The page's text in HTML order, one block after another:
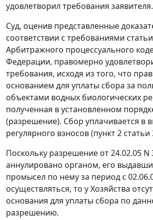
удовлетворил требования заявителя.
Суд, оценив представленные
соответствии с требованиями
Арбитражного процессуального
Федерации, правомерно
требования, исходя из того, что
основанием для уплаты сбора за
объектами водных биологических
полученная в установленном
(разрешение). Сбор уплачивается в
регулярного взносов (пункт 2 статьи
Поскольку разрешение от 24.02.05
аннулировано органом, его
промысел по нему за период с
осуществляться, то у Хозяйства
основания для уплаты сбора по
разрешению.